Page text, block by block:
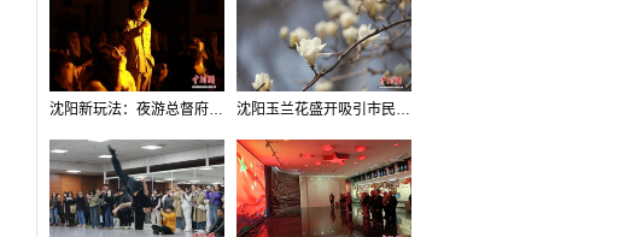
沈阳新玩法：夜游总督府，当一回“赴宴者” 沈阳玉兰花盛开吸引市民打卡